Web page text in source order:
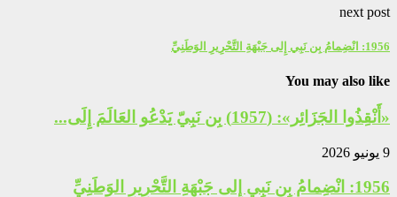
next post
1956: انْضِمامُ بِن نَبِي إِلى جَبْهَةِ التَّحْرِيرِ الوَطَنِيِّ
You may also like
«أَنْقِذُوا الجَزَائِر»: (1957) بِن نَبِيّ يَدْعُو العَالَمَ إِلَى...
9 يونيو 2026
1956: انْضِمامُ بِن نَبِي إِلى جَبْهَةِ التَّحْرِيرِ الوَطَنِيِّ